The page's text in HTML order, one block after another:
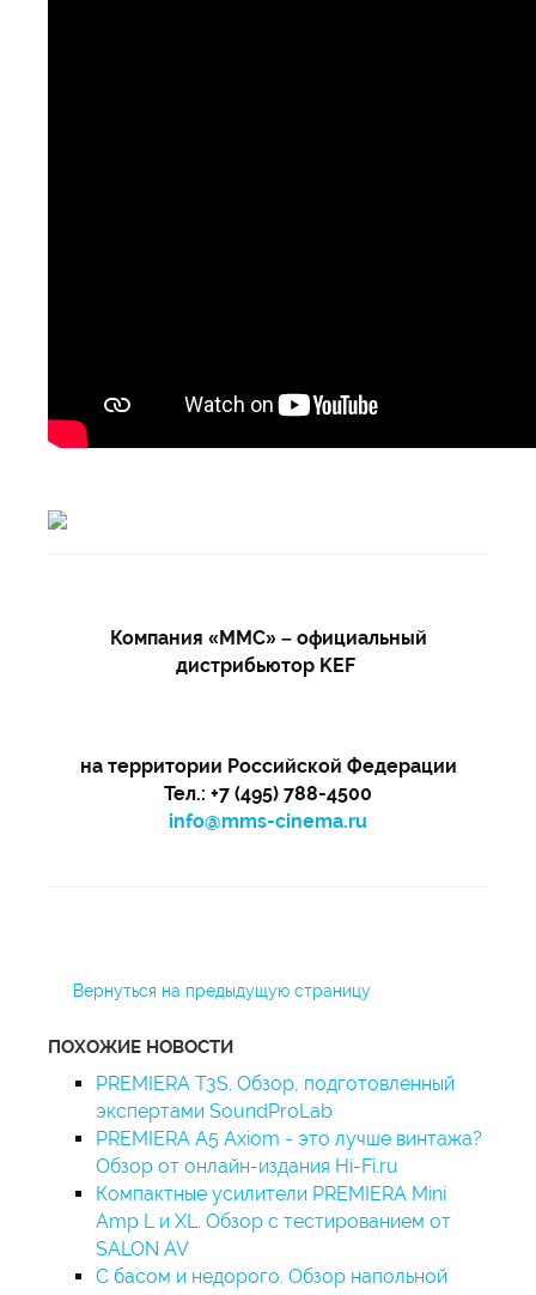
Компания «ММС» – официальный
дистрибьютор KEF
на территории Российской Федерации
Тел.: +7 (495) 788-4500
info@mms-cinema.ru
Вернуться на предыдущую страницу
ПОХОЖИЕ НОВОСТИ
PREMIERA T3S. Обзор, подготовленный
экспертами SoundProLab
PREMIERA A5 Axiom - это лучше винтажа?
Обзор от онлайн-издания Hi-Fi.ru
Компактные усилители PREMIERA Mini
Amp L и XL. Обзор с тестированием от
SALON AV
С басом и недорого. Обзор напольной